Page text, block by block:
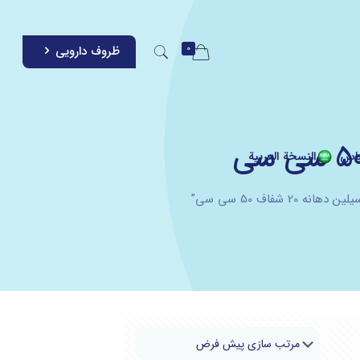
النسخة العربية
0 ظروف دارویی
50 سی سی”